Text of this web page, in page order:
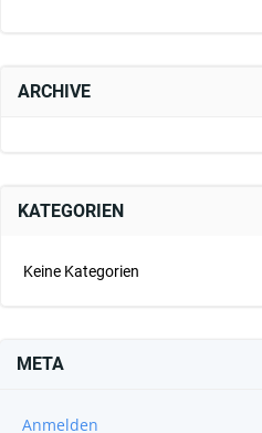
ARCHIVE
KATEGORIEN
Keine Kategorien
META
Anmelden